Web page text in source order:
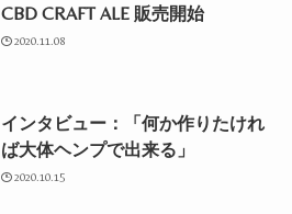
CBD CRAFT ALE 販売開始
2020.11.08
インタビュー：「何か作りたけれ
ば大体ヘンプで出来る」
2020.10.15